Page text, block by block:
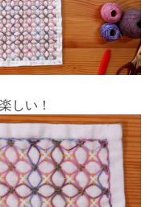
しい！